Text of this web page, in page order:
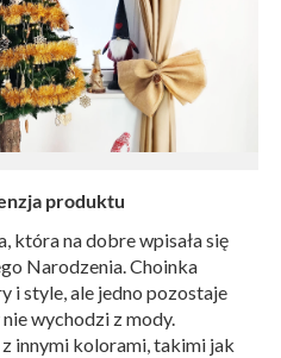
produktu
która na dobre wpisała się
Narodzenia. Choinka
i style, ale jedno pozostaje
wychodzi z mody.
z innymi kolorami, takimi jak